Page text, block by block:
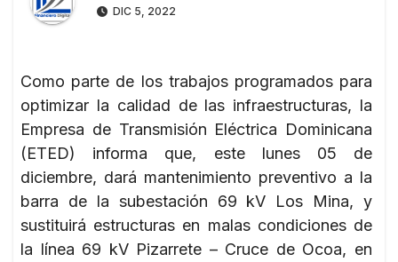
DIC 5, 2022
Como parte de los trabajos programados para
optimizar la calidad de las infraestructuras, la
Empresa de Transmisión Eléctrica Dominicana
(ETED) informa que, este lunes 05 de
diciembre, dará mantenimiento preventivo a la
barra de la subestación 69 kV Los Mina, y
sustituirá estructuras en malas condiciones de
la línea 69 kV Pizarrete – Cruce de Ocoa, en